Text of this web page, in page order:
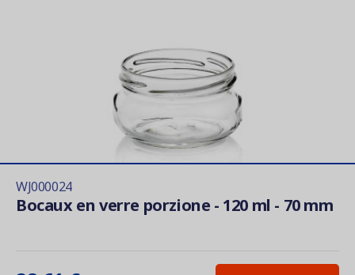
WJ000024
Bocaux en verre porzione - 120 ml - 70 mm